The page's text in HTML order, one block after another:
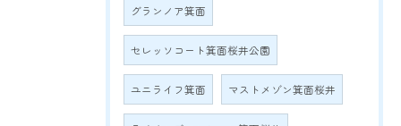
グランノア箕面
セレッソコート箕面桜井公園
ユニライフ箕面 マストメゾン箕面桜井